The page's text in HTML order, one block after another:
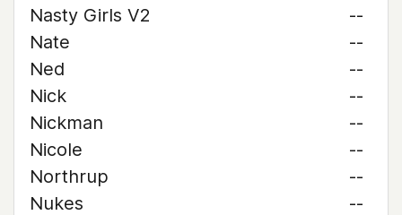
Nasty Girls V2
--
Nate
--
Ned
--
Nick
--
Nickman
--
Nicole
--
Northrup
--
Nukes
--